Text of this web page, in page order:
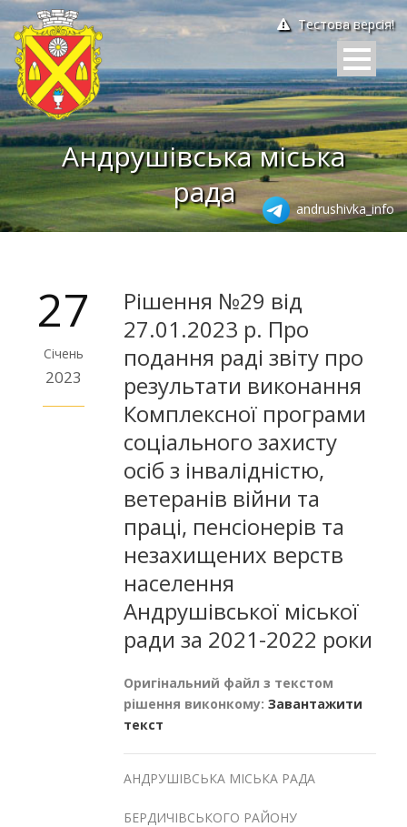
Тестова версія!
Андрушівська міська
рада
andrushivka_info
27
Січень
2023
Рішення №29 від
27.01.2023 р. Про
подання раді звіту про
результати виконання
Комплексної програми
соціального захисту
осіб з інвалідністю,
ветеранів війни та
праці, пенсіонерів та
незахищених верств
населення
Андрушівської міської
ради за 2021-2022 роки
Оригінальний файл з текстом
рішення виконкому: Завантажити
текст
АНДРУШІВСЬКА МІСЬКА РАДА
БЕРДИЧІВСЬКОГО РАЙОНУ